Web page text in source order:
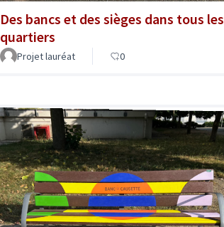
Des bancs et des sièges dans tous les
quartiers
Projet lauréat 0